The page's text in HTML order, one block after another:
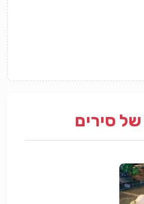
סירים